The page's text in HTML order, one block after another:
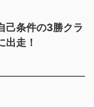
己条件の3勝クラ
出走！